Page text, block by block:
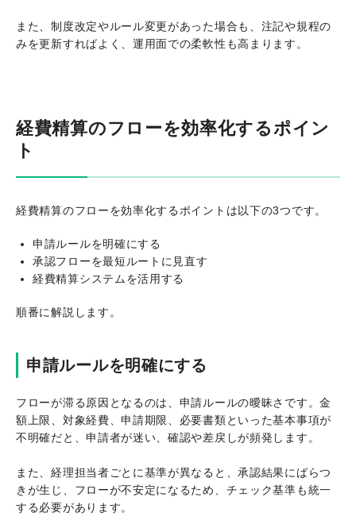
また、制度改定やルール変更があった場合も、注記や規程の
みを更新すればよく、運用面での柔軟性も高まります。
経費精算のフローを効率化するポイン
ト
経費精算のフローを効率化するポイントは以下の3つです。
申請ルールを明確にする
承認フローを最短ルートに見直す
経費精算システムを活用する
順番に解説します。
申請ルールを明確にする
フローが滞る原因となるのは、申請ルールの曖昧さです。金
額上限、対象経費、申請期限、必要書類といった基本事項が
不明確だと、申請者が迷い、確認や差戻しが頻発します。
また、経理担当者ごとに基準が異なると、承認結果にばらつ
きが生じ、フローが不安定になるため、チェック基準も統一
する必要があります。